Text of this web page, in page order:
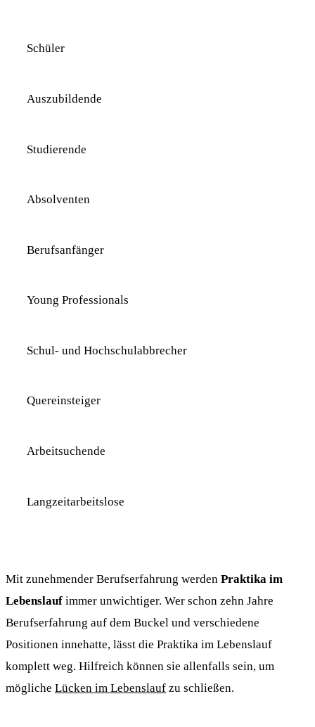
Schüler
Auszubildende
Studierende
Absolventen
Berufsanfänger
Young Professionals
Schul- und Hochschulabbrecher
Quereinsteiger
Arbeitsuchende
Langzeitarbeitslose
Mit zunehmender Berufserfahrung werden Praktika im
Lebenslauf immer unwichtiger. Wer schon zehn Jahre
Berufserfahrung auf dem Buckel und verschiedene
Positionen innehatte, lässt die Praktika im Lebenslauf
komplett weg. Hilfreich können sie allenfalls sein, um
mögliche Lücken im Lebenslauf zu schließen.